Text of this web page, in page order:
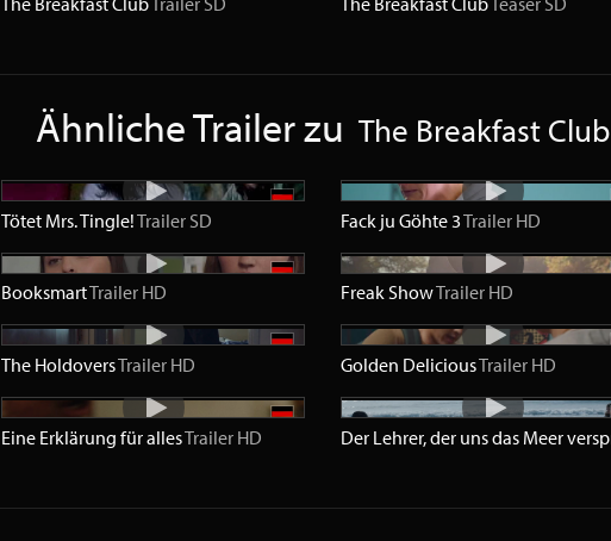
Ähnliche Trailer zu The Breakfast Club
Tötet Mrs. Tingle!Trailer SD Fack ju Göhte 3Trailer HD
BooksmartTrailer HD Freak ShowTrailer HD
The HoldoversTrailer HD Golden DeliciousTrailer HD
Eine Erklärung für allesTrailer HD